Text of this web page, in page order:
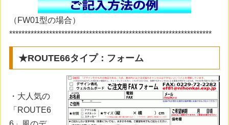
（FW01型の場合）
******************************************************************
★ROUTE66タイプ：フォーム
・大人気の
「ROUTE6